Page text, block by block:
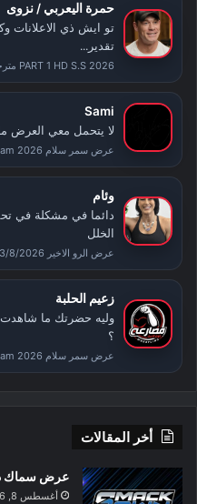
حمرة اليعربي / نزوى
تو ايش ذي الاعلانات
تقدير...
PART 1 HD S.S 2026 مترجم
Sami
لا يتحمل معي العرض
عرض سمر سلام SummerSlam 2026 الليلة الثانية كامل مترجم
وئام
دائما في مشكلة في
الخلل
عرض الرو الاخير 3/8/2026 كامل مترجم
زعيم الحلبة
وليه حضرتك ما شاهدت
؟
عرض سمر سلام SummerSlam 2026 الليلة الأولى كامل مترجم
أخر المقالات
عرض سماك داون
أغسطس 8, 2026